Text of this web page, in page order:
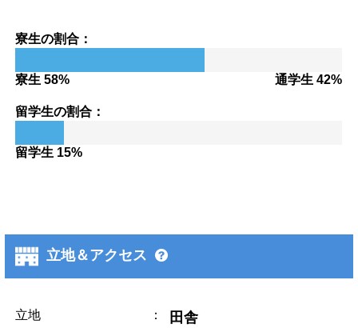
寮生の割合：
寮生 58% 通学生 42%
留学生の割合：
留学生 15%
立地＆アクセス
立地 ： 田舎